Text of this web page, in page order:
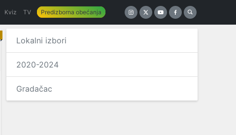
Kviz TV Predizborna obećanja
Lokalni izbori
2020-2024
Gradačac